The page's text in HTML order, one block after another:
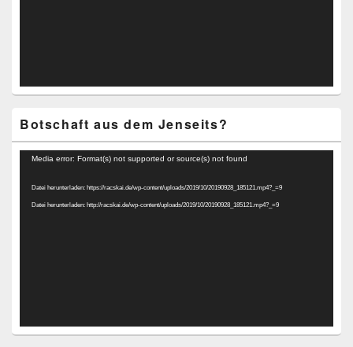
Botschaft aus dem Jenseits?
Video-
Media error: Format(s) not supported or source(s) not found
Datei herunterladen: https://racskai.de/wp-content/uploads/2019/10/20190928_185121.mp4?_=9
Datei herunterladen: http://racskai.de/wp-content/uploads/2019/10/20190928_185121.mp4?_=9